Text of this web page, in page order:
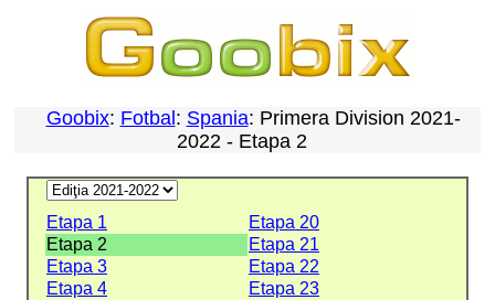
Goobix: Fotbal : Spania: Primera Division 2021-
2022 - Etapa 2
Etapa 1
Etapa 20
Etapa 2
Etapa 21
Etapa 3
Etapa 22
Etapa 4
Etapa 23